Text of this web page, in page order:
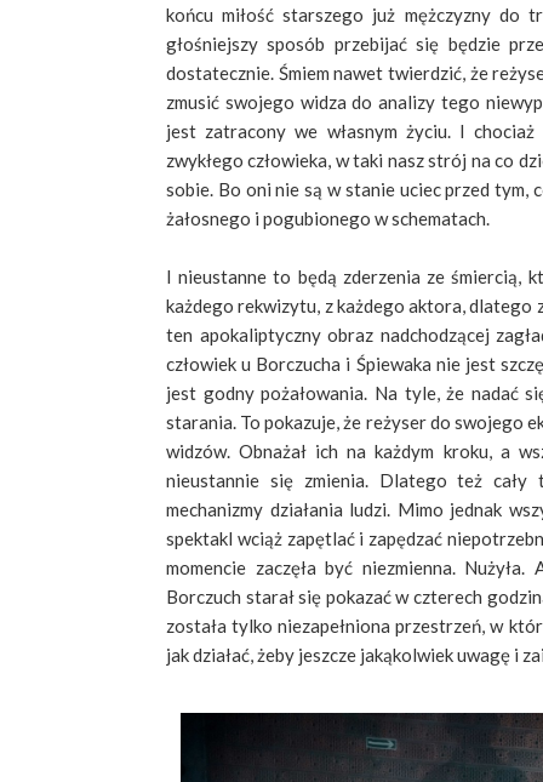
końcu miłość starszego już mężczyzny do
głośniejszy sposób przebijać się będzie
dostatecznie. Śmiem nawet twierdzić, że
zmusić swojego widza do analizy tego
jest zatracony we własnym życiu. I
zwykłego człowieka, w taki nasz strój na co
sobie. Bo oni nie są w stanie uciec przed tym,
żałosnego i pogubionego w schematach.
I nieustanne to będą zderzenia ze śmiercią,
każdego rekwizytu, z każdego aktora, dlatego
ten apokaliptyczny obraz nadchodzącej
człowiek u Borczucha i Śpiewaka nie jest
jest godny pożałowania. Na tyle, że nadać
starania. To pokazuje, że reżyser do swojego
widzów. Obnażał ich na każdym kroku, a
nieustannie się zmienia. Dlatego też
mechanizmy działania ludzi. Mimo jednak
spektakl wciąż zapętlać i zapędzać
momencie zaczęła być niezmienna.
Borczuch starał się pokazać w czterech
została tylko niezapełniona przestrzeń, w
jak działać, żeby jeszcze jakąkolwiek uwagę i